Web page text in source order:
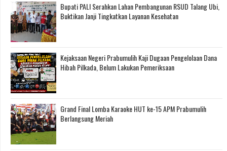
Bupati PALI Serahkan Lahan Pembangunan RSUD Talang Ubi,
Buktikan Janji Tingkatkan Layanan Kesehatan
Kejaksaan Negeri Prabumulih Kaji Dugaan Pengelolaan Dana
Hibah Pilkada, Belum Lakukan Pemeriksaan
Grand Final Lomba Karaoke HUT ke-15 APM Prabumulih
Berlangsung Meriah